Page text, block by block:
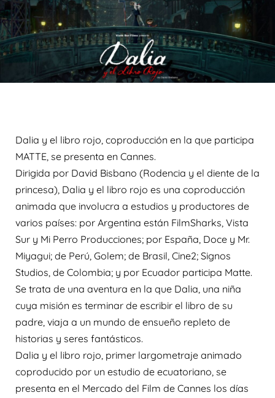
Dalia y el libro rojo, coproducción en la que participa
MATTE, se presenta en Cannes.
Dirigida por David Bisbano (Rodencia y el diente de la
princesa), Dalia y el libro rojo es una coproducción
animada que involucra a estudios y productores de
varios países: por Argentina están FilmSharks, Vista
Sur y Mi Perro Producciones; por España, Doce y Mr.
Miyagui; de Perú, Golem; de Brasil, Cine2; Signos
Studios, de Colombia; y por Ecuador participa Matte.
Se trata de una aventura en la que Dalia, una niña
cuya misión es terminar de escribir el libro de su
padre, viaja a un mundo de ensueño repleto de
historias y seres fantásticos.
Dalia y el libro rojo, primer largometraje animado
coproducido por un estudio de ecuatoriano, se
presenta en el Mercado del Film de Cannes los días